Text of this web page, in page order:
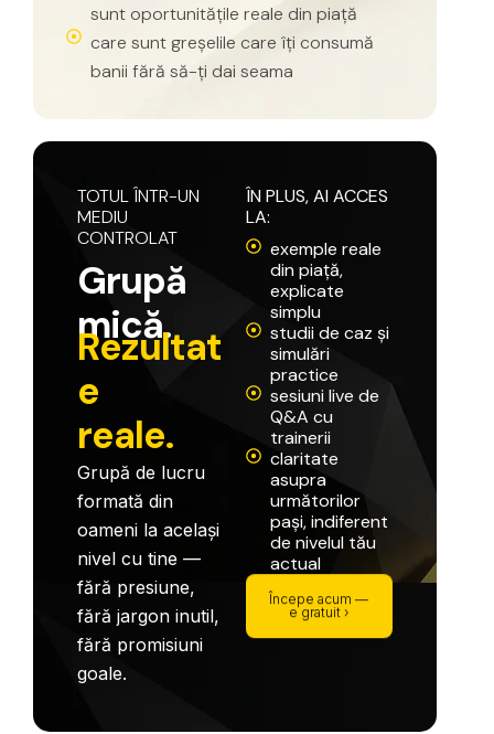
sunt oportunitățile reale din piață
care sunt greșelile care îți consumă
banii fără să-ți dai seama
TOTUL ÎNTR-UN
MEDIU
CONTROLAT
Grupă
mică.
Rezultat
e
reale.
Grupă de lucru
formată din
oameni la același
nivel cu tine —
fără presiune,
fără jargon inutil,
fără promisiuni
goale.
ÎN PLUS, AI ACCES
LA:
exemple reale
din piață,
explicate
simplu
studii de caz și
simulări
practice
sesiuni live de
Q&A cu
trainerii
claritate
asupra
următorilor
pași, indiferent
de nivelul tău
actual
Începe acum —
e gratuit ›